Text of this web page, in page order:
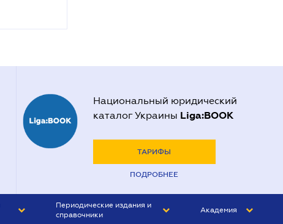
Национальный юридический
каталог Украины Liga:BOOK
ТАРИФЫ
ПОДРОБНЕЕ
Периодические издания и
справочники
Академия